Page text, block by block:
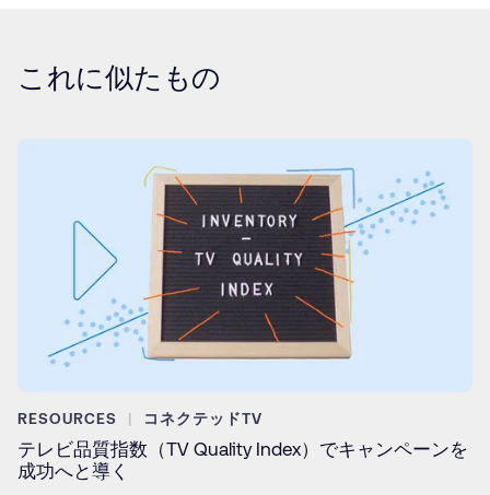
これに似たもの
RESOURCES コネクテッドTV
テレビ品質指数（TV Quality Index）でキャンペーンを
成功へと導く